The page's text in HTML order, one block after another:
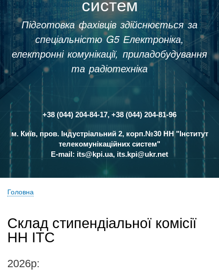
систем
Підготовка фахівців здійснюється за
спеціальністю G5 Електроніка,
електронні комунікації, приладобудування
та радіотехніка
Контакти
+38 (044) 204-84-17, +38 (044) 204-81-96
м. Київ, пров. Індустріальний 2, корп.№30 НН "Інститут
телекомунікаційних систем"
E-mail: its@kpi.ua, its.kpi@ukr.net
Головна
Склад стипендіальної комісії
НН ІТС
2026р: